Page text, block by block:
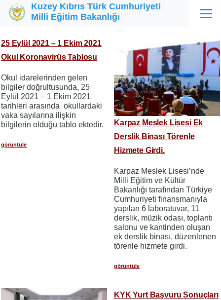
Ana içeriğe atla
Kuzey Kıbrıs Türk Cumhuriyeti
Milli Eğitim Bakanlığı
Menü
25 Eylül 2021 – 1 Ekim 2021
Okul Koronavirüs Tablosu
Okul idarelerinden gelen
bilgiler doğrultusunda, 25
Eylül 2021 – 1 Ekim 2021
tarihleri arasında okullardaki
vaka sayılarına ilişkin
bilgilerin olduğu tablo ektedir.
görüntüle
Karpaz Meslek Lisesi Ek
Derslik Binası Törenle
Hizmete Girdi.
Karpaz Meslek Lisesi’nde
Milli Eğitim ve Kültür
Bakanlığı tarafından Türkiye
Cumhuriyeti finansmanıyla
yapılan 6 laboratuvar, 11
derslik, müzik odası, toplantı
salonu ve kantinden oluşan
ek derslik binası, düzenlenen
törenle hizmete girdi.
görüntüle
KYK Yurt Başvuru Sonuçları